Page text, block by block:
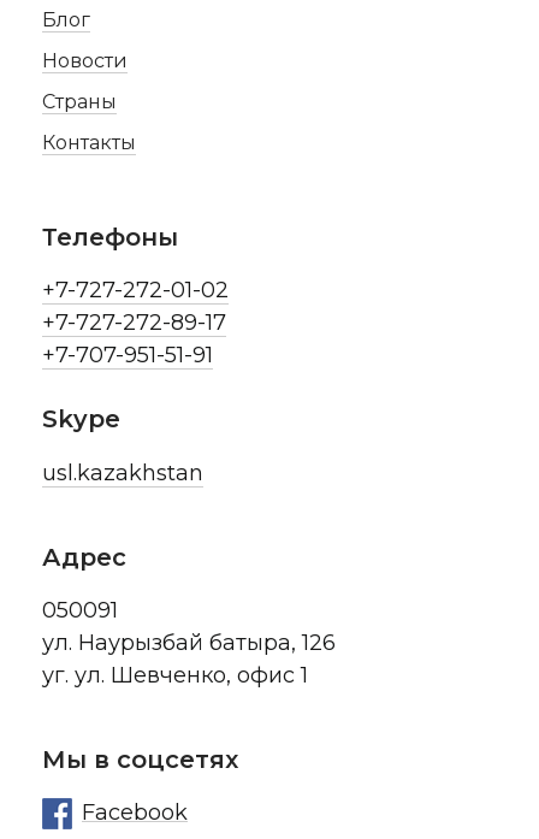
Мы в соцсетях
Facebook
Адрес
050091
ул. Наурызбай батыра, 126
уг. ул. Шевченко, офис 1
Телефоны
+7-727-272-01-02
+7-727-272-89-17
+7-707-951-51-91
Skype
usl.kazakhstan
Блог
Новости
Страны
Контакты